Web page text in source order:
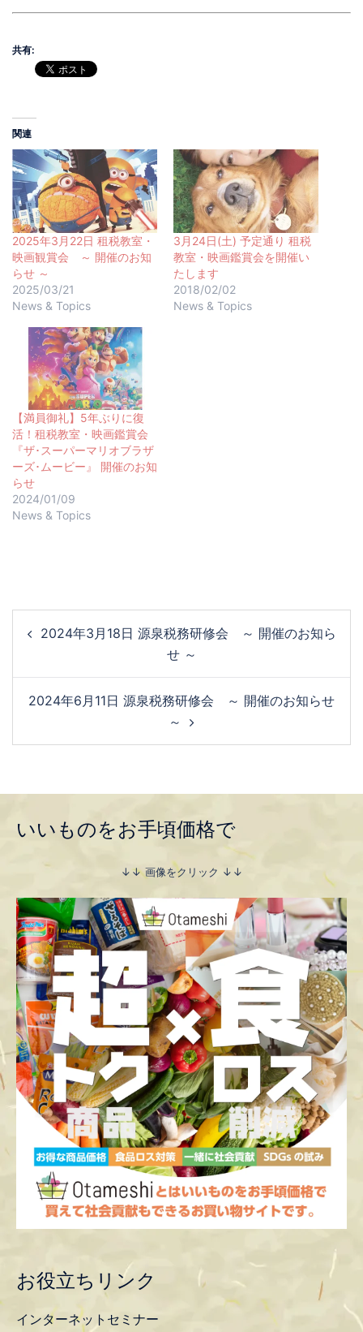
共有:
関連
2025年3月22日 租税教室・
映画観賞会 ～ 開催のお知
らせ ～
2025/03/21
News & Topics
3月24日(土) 予定通り 租税
教室・映画鑑賞会を開催い
たします
2018/02/02
News & Topics
【満員御礼】5年ぶりに復
活！租税教室・映画鑑賞会
『ザ･スーパーマリオブラザ
ーズ･ムービー』 開催のお知
らせ
2024/01/09
News & Topics
2024年3月18日 源泉税務研修会 ～ 開催のお知ら
せ ～
2024年6月11日 源泉税務研修会 ～ 開催のお知らせ
～
いいものをお手頃価格で
↓↓ 画像をクリック ↓↓
お役立ちリンク
インターネットセミナー